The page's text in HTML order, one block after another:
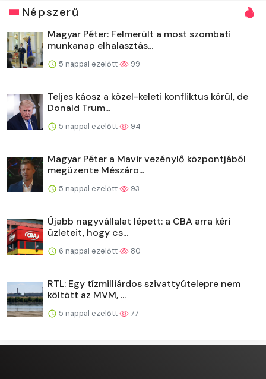
Népszerű
Magyar Péter: Felmerült a most szombati
munkanap elhalasztás...
5 nappal ezelőtt 99
Teljes káosz a közel-keleti konfliktus körül, de
Donald Trum...
5 nappal ezelőtt 94
Magyar Péter a Mavir vezénylő központjából
megüzente Mészáro...
5 nappal ezelőtt 93
Újabb nagyvállalat lépett: a CBA arra kéri
üzleteit, hogy cs...
6 nappal ezelőtt 80
RTL: Egy tízmilliárdos szivattyútelepre nem
költött az MVM, ...
5 nappal ezelőtt 77